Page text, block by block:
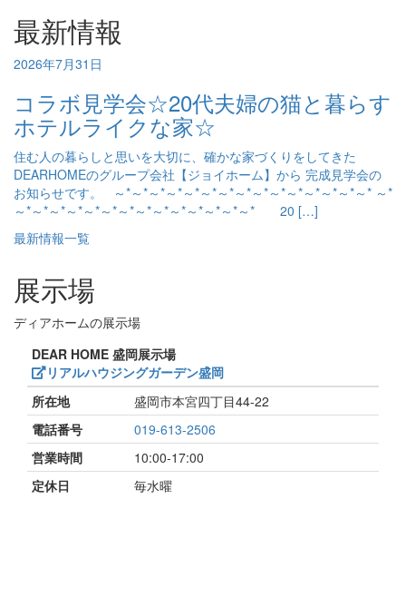
最新情報
2026年7月31日
コラボ見学会☆20代夫婦の猫と暮らす
ホテルライクな家☆
住む人の暮らしと思いを大切に、確かな家づくりをしてきた
DEARHOMEのグループ会社【ジョイホーム】から 完成見学会の
お知らせです。 ～*～*～*～*～*～*～*～*～*～*～*～*～*～*～* ～*
～*～*～*～*～*～*～*～*～*～*～*～*～*～* 20 […]
最新情報一覧
展示場
ディアホームの展示場
DEAR HOME 盛岡展示場
リアルハウジングガーデン盛岡
所在地
盛岡市本宮四丁目44-22
電話番号
019-613-2506
営業時間
10:00-17:00
定休日
毎水曜